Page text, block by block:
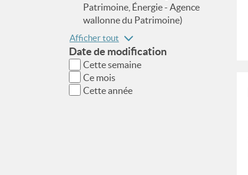
Patrimoine, Énergie - Agence
wallonne du Patrimoine)
Afficher tout
Date de modification
Cette semaine
Ce mois
Cette année